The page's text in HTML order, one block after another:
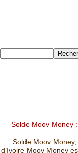
Solde Moov Money
Solde Moov
d’Ivoire Moov Money